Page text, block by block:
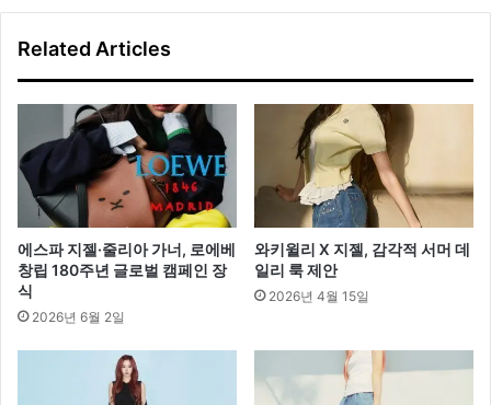
부
진
화
Related Articles
에스파 지젤·줄리아 가너, 로에베
창립 180주년 글로벌 캠페인 장
식
2026년 6월 2일
와키윌리 X 지젤, 감각적 서머 데
일리 룩 제안
2026년 4월 15일